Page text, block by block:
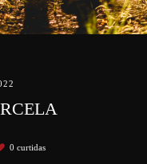
0 curtidas